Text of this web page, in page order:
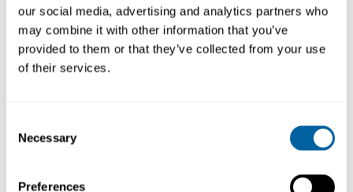
our social media, advertising and analytics partners who
may combine it with other information that you’ve
provided to them or that they’ve collected from your use
of their services.
Selection
Necessary
Preferences
Desoldering
Soldering tin rods